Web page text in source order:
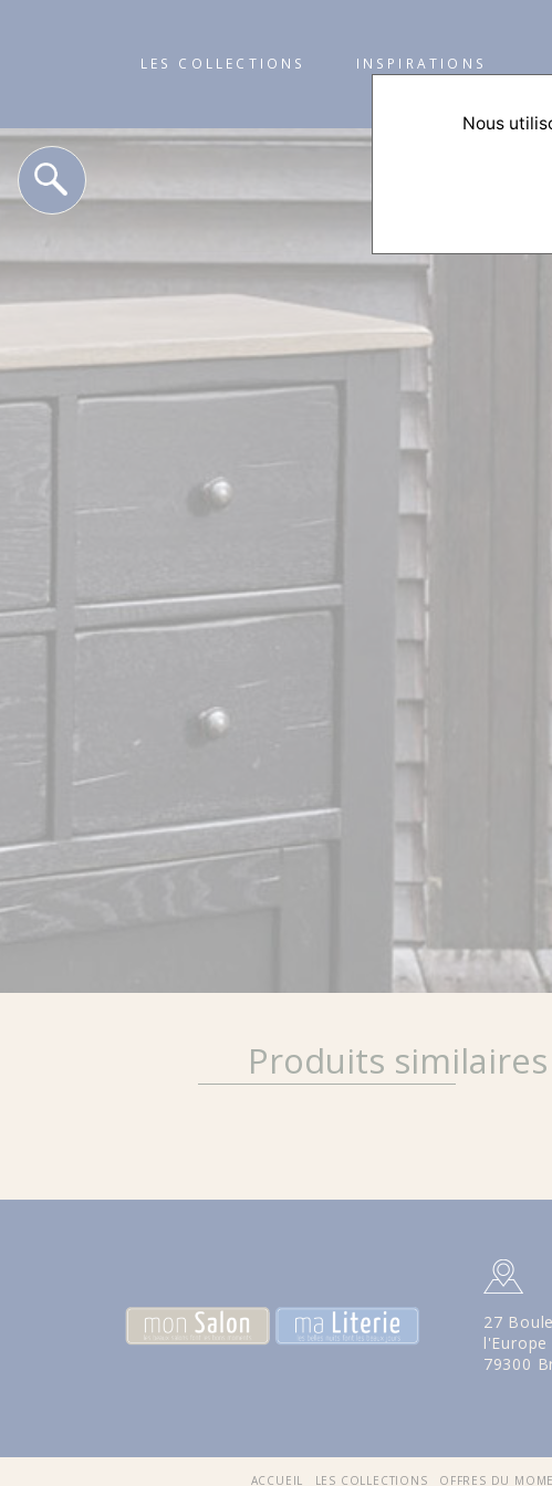
LES COLLECTIONS INSPIRATIONS
Produits similaires
27
l'Europe
79300
ACCUEIL LES COLLECTIONS OFFRES DU
Nous